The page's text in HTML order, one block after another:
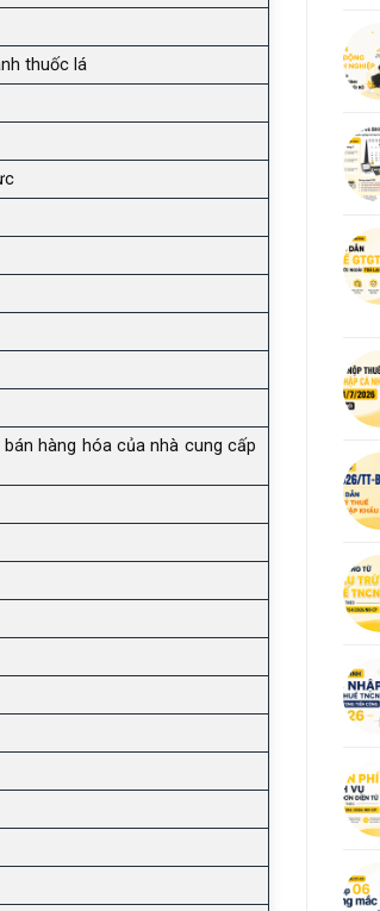
thuốc lá
hàng hóa của nhà cung cấp